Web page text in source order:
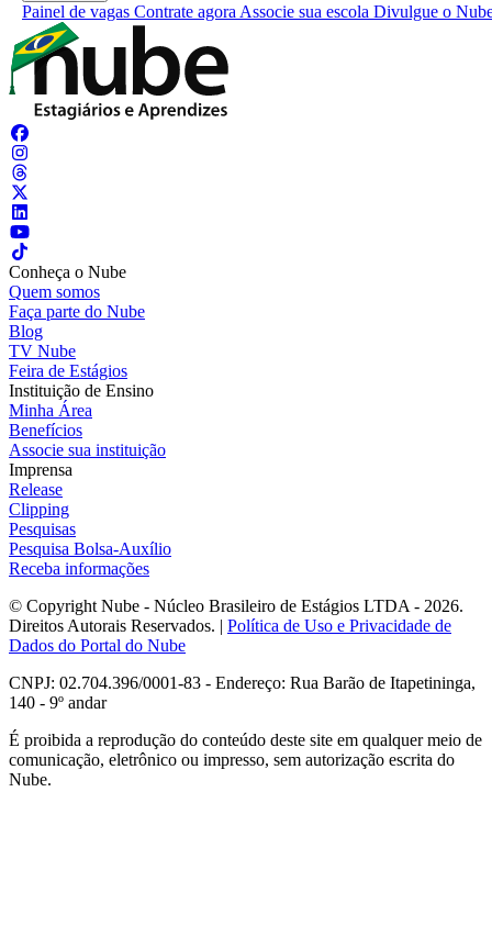
Painel de vagas Contrate agora Associe sua escola Divulgue o
Conheça o Nube
Quem somos
Faça parte do Nube
Blog
TV Nube
Feira de Estágios
Instituição de Ensino
Minha Área
Benefícios
Associe sua instituição
Imprensa
Release
Clipping
Pesquisas
Pesquisa Bolsa-Auxílio
Receba informações
© Copyright Nube - Núcleo Brasileiro de Estágios LTDA - 2026.
Direitos Autorais Reservados. | Política de Uso e Privacidade de
Dados do Portal do Nube
CNPJ: 02.704.396/0001-83 - Endereço: Rua Barão de Itapetininga,
140 - 9º andar
É proibida a reprodução do conteúdo deste site em qualquer meio de
comunicação, eletrônico ou impresso, sem autorização escrita do
Nube.